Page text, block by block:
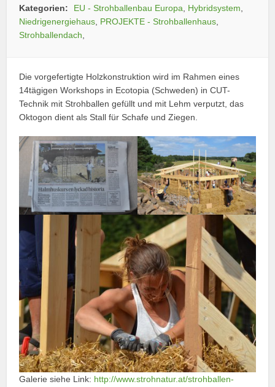
Kategorien:
EU - Strohballenbau Europa Hybridsystem
Niedrigenergiehaus PROJEKTE - Strohballenhaus
Strohballendach
Die vorgefertigte Holzkonstruktion wird im Rahmen eines
14tägigen Workshops in Ecotopia (Schweden) in CUT-
Technik mit Strohballen gefüllt und mit Lehm verputzt, das
Oktogon dient als Stall für Schafe und Ziegen.
Galerie siehe Link: http://www.strohnatur.at/strohballen-